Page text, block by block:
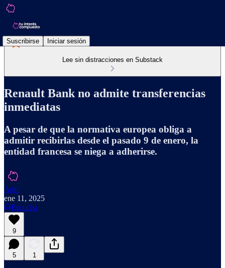
Suscribirse Iniciar sesión
Lee sin distracciones en Substack
Renault Bank no admite transferencias
inmediatas
A pesar de que la normativa europea obliga a
admitir recibirlas desde el pasado 9 de enero, la
entidad francesa se niega a adherirse.
Adri
ene 11, 2025
Escucha
9
5 1